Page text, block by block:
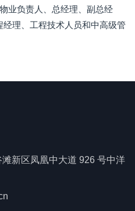
业负责人、总经理、副总经
理、工程技术人员和中高级管
新区凤凰中大道 926 号中洋